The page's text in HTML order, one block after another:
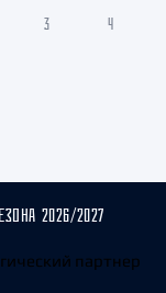
3 4
2026/2027